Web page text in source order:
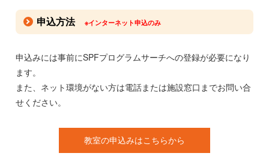
申込方法※インターネット申込のみ
申込みには事前にSPFプログラムサーチへの登録が必要になり
ます。
また、ネット環境がない方は電話または施設窓口までお問い合
せください。
教室の申込みはこちらから